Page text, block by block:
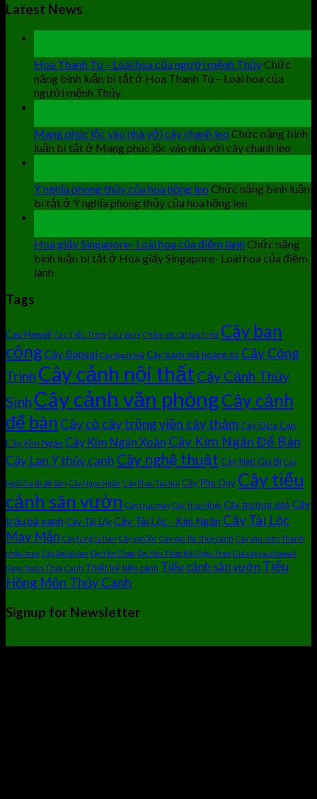
Latest News
Hoa Thanh Tú – Loài hoa của người mệnh ThủyChức
năng bình luận bị tắtở Hoa Thanh Tú – Loài hoa của
người mệnh Thủy
Mang phúc lộc vào nhà với cây chanh leoChức năng bình
luận bị tắtở Mang phúc lộc vào nhà với cây chanh leo
Ý nghĩa phong thủy của hoa hồng leoChức năng bình luận
bị tắtở Ý nghĩa phong thủy của hoa hồng leo
Hoa giấy Singapore- Loài hoa của điềm lànhChức năng
bình luận bị tắtở Hoa giấy Singapore- Loài hoa của điềm
lành
Tags
Cau Hawaii Cau Tiểu Trâm Cau Vàng Chăm sóc cây bạch mã Cây ban
côngCây Bonsai Cây Bạch Mã Cây bạch mã hoàng tử Cây Công
Trình Cây cảnh nội thấtCây Cảnh Thủy
Sinh Cây cảnh văn phòngCây cảnh
để bàn Cây cỏ cây trồng viền cây thảmCây Dừa Cạn
Cây Kim Ngân Cây Kim Ngân Xoắn Cây Kim Ngân Để Bàn
Cây Lan Ý thủy canh Cây nghệ thuật Cây Ngũ Gia Bì Cây
Ngũ Gia Bì để bàn Cây Ngọc Ngân Cây Phát Tài Núi Cây Phú Quý Cây tiểu
cảnh sân vườn Cây trúc mây Cây Trúc Nhật Cây trường sinh Cây
trầu bà xanh Cây Tài LộcCây Tài Lộc - Kim Ngân Cây Tài Lộc
May Mắn Cây tùng la hán Cây vạn lộc Cây vạn lộc thủy canh Cây vạn niên thanh
chậu treo Cây đại tứ lan Dạ Yến Thảo Dạ Yến Thảo Rũ Chậu Treo Giá cây cau hawaii
Ngọc Ngân Thủy Canh Thiết kế tiểu cảnh Tiểu cảnh sân vườn Tiểu
Hồng Môn Thủy Canh
Signup for Newsletter